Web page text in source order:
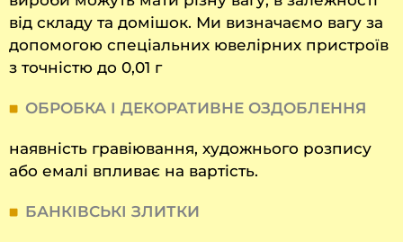
від складу та домішок. Ми визначаємо вагу за
допомогою спеціальних ювелірних пристроїв
з точністю до 0,01 г
ОБРОБКА І ДЕКОРАТИВНЕ ОЗДОБЛЕННЯ
наявність гравіювання, художнього розпису
або емалі впливає на вартість.
БАНКІВСЬКІ ЗЛИТКИ